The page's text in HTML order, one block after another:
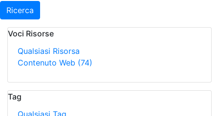
Ricerca
Voci Risorse
Qualsiasi Risorsa
Contenuto Web (74)
Tag
Qualsiasi Tag